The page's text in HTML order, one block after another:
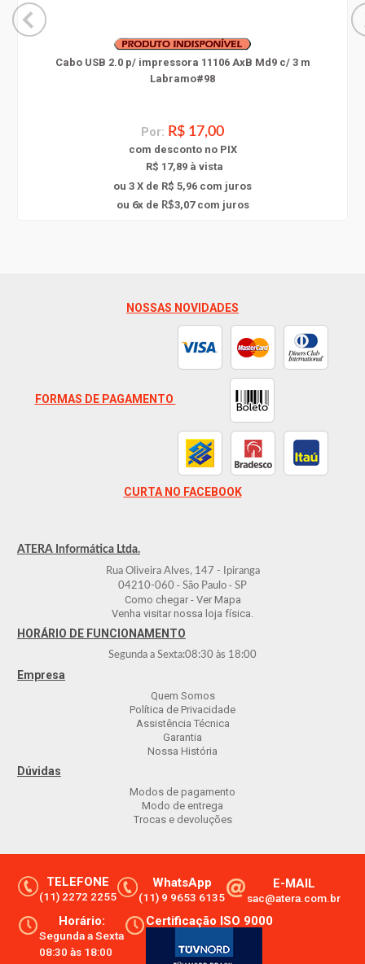
Cabo USB 2.0 p/ impressora 11106 AxB Md9 c/ 3 m
Labramo#98
Por: R$ 17,00
com desconto no PIX
R$ 17,89 à vista
ou 3 X de R$ 5,96 com juros
ou 6x de R$3,07com juros
NOSSAS NOVIDADES
FORMAS DE PAGAMENTO
CURTA NO FACEBOOK
ATERA Informática Ltda.
Rua Oliveira Alves, 147 - Ipiranga
04210-060 - São Paulo - SP
Como chegar - Ver Mapa
Venha visitar nossa loja física.
HORÁRIO DE FUNCIONAMENTO
Segunda a Sexta:08:30 às 18:00
Empresa
Quem Somos
Política de Privacidade
Assistência Técnica
Garantia
Nossa História
Dúvidas
Modos de pagamento
Modo de entrega
Trocas e devoluções
TELEFONE
(11) 2272 2255
WhatsApp
(11) 9 9653 6135
E-MAIL
sac@atera.com.br
Horário:
Segunda a Sexta
08:30 às 18:00
Certificação ISO 9000